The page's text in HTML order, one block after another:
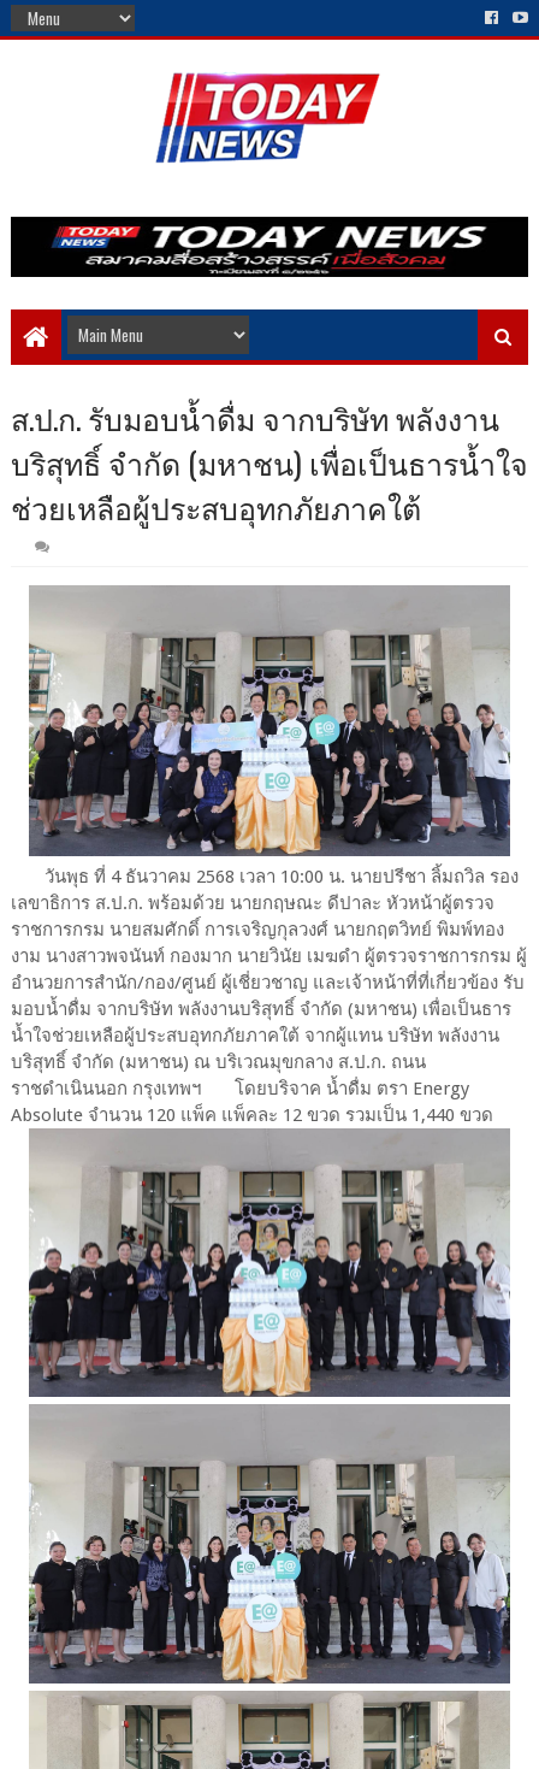
ส.ป.ก. รับมอบน้ำดื่ม จากบริษัท พลังงาน
บริสุทธิ์ จำกัด (มหาชน) เพื่อเป็นธารน้ำใจ
ช่วยเหลือผู้ประสบอุทกภัยภาคใต้
วันพุธ ที่ 4 ธันวาคม 2568 เวลา 10:00 น. นายปรีชา ลิ้มถวิล รอง
เลขาธิการ ส.ป.ก. พร้อมด้วย นายกฤษณะ ดีปาละ หัวหน้าผู้ตรวจ
ราชการกรม นายสมศักดิ์ การเจริญกุลวงศ์ นายกฤตวิทย์ พิมพ์ทอง
งาม นางสาวพจนันท์ กองมาก นายวินัย เมฆดำ ผู้ตรวจราชการกรม ผู้
อำนวยการสำนัก/กอง/ศูนย์ ผู้เชี่ยวชาญ และเจ้าหน้าที่ที่เกี่ยวข้อง รับ
มอบน้ำดื่ม จากบริษัท พลังงานบริสุทธิ์ จำกัด (มหาชน) เพื่อเป็นธาร
น้ำใจช่วยเหลือผู้ประสบอุทกภัยภาคใต้ จากผู้แทน บริษัท พลังงาน
บริสุทธิ์ จำกัด (มหาชน) ณ บริเวณมุขกลาง ส.ป.ก. ถนน
ราชดำเนินนอก กรุงเทพฯ โดยบริจาค น้ำดื่ม ตรา Energy
Absolute จำนวน 120 แพ็ค แพ็คละ 12 ขวด รวมเป็น 1,440 ขวด